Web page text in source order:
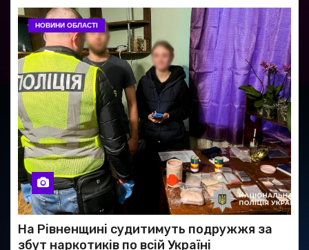
НОВИНИ ОБЛАСТІ
На Рівненщині судитимуть подружжя за
збут наркотиків по всій Україні